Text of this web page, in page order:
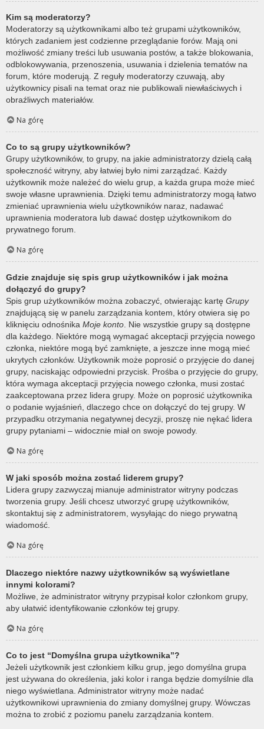
Kim są moderatorzy?
Moderatorzy są użytkownikami albo też grupami użytkowników,
których zadaniem jest codzienne przeglądanie forów. Mają oni
możliwość zmiany treści lub usuwania postów, a także blokowania,
odblokowywania, przenoszenia, usuwania i dzielenia tematów na
forum, które moderują. Z reguły moderatorzy czuwają, aby
użytkownicy pisali na temat oraz nie publikowali niewłaściwych i
obraźliwych materiałów.
Na górę
Co to są grupy użytkowników?
Grupy użytkowników, to grupy, na jakie administratorzy dzielą całą
społeczność witryny, aby łatwiej było nimi zarządzać. Każdy
użytkownik może należeć do wielu grup, a każda grupa może mieć
swoje własne uprawnienia. Dzięki temu administratorzy mogą łatwo
zmieniać uprawnienia wielu użytkowników naraz, nadawać
uprawnienia moderatora lub dawać dostęp użytkownikom do
prywatnego forum.
Na górę
Gdzie znajduje się spis grup użytkowników i jak można
dołączyć do grupy?
Spis grup użytkowników można zobaczyć, otwierając kartę Grupy
znajdującą się w panelu zarządzania kontem, który otwiera się po
kliknięciu odnośnika Moje konto . Nie wszystkie grupy są dostępne
dla każdego. Niektóre mogą wymagać akceptacji przyjęcia nowego
członka, niektóre mogą być zamknięte, a jeszcze inne mogą mieć
ukrytych członków. Użytkownik może poprosić o przyjęcie do danej
grupy, naciskając odpowiedni przycisk. Prośba o przyjęcie do grupy,
która wymaga akceptacji przyjęcia nowego członka, musi zostać
zaakceptowana przez lidera grupy. Może on poprosić użytkownika
o podanie wyjaśnień, dlaczego chce on dołączyć do tej grupy. W
przypadku otrzymania negatywnej decyzji, proszę nie nękać lidera
grupy pytaniami – widocznie miał on swoje powody.
Na górę
W jaki sposób można zostać liderem grupy?
Lidera grupy zazwyczaj mianuje administrator witryny podczas
tworzenia grupy. Jeśli chcesz utworzyć grupę użytkowników,
skontaktuj się z administratorem, wysyłając do niego prywatną
wiadomość.
Na górę
Dlaczego niektóre nazwy użytkowników są wyświetlane
innymi kolorami?
Możliwe, że administrator witryny przypisał kolor członkom grupy,
aby ułatwić identyfikowanie członków tej grupy.
Na górę
Co to jest “Domyślna grupa użytkownika”?
Jeżeli użytkownik jest członkiem kilku grup, jego domyślna grupa
jest używana do określenia, jaki kolor i ranga będzie domyślnie dla
niego wyświetlana. Administrator witryny może nadać
użytkownikowi uprawnienia do zmiany domyślnej grupy. Wówczas
można to zrobić z poziomu panelu zarządzania kontem.